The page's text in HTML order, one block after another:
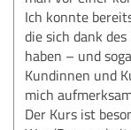
Ich konnte
die sich dank
haben – und
Kundinnen und
mich
Der Kurs ist